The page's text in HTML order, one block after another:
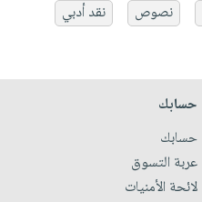
نصوص نقد أدبي
حسابك
حسابك
عربة التسوق
لائحة الأمنيات